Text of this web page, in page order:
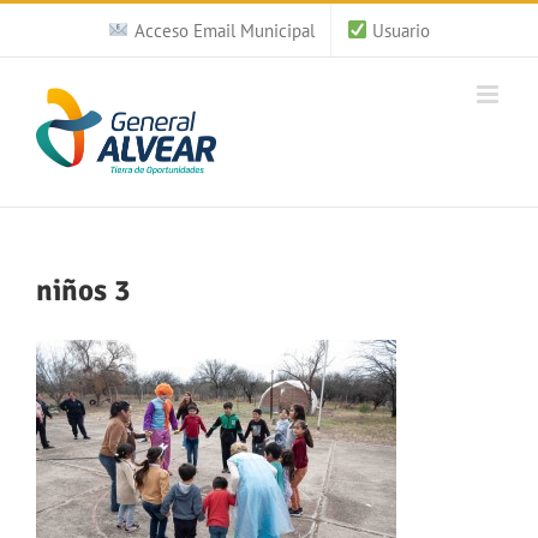
Saltar
contenido
Acceso Email Municipal Usuario
niños 3